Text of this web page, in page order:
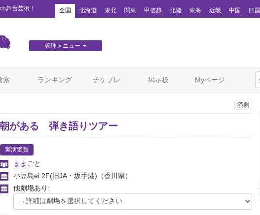
舞台芸術！ 全国 北海道 東北 関東 甲信越 北陸 東海 近畿 中国 四国
管理メニュー
索 ランキング チケプレ 掲示板 Myページ
演劇
朝がある 弾き語りツアー
実演鑑賞
ままごと
小豆島ei 2F(旧JA・坂手港) （香川県）
他劇場あり: